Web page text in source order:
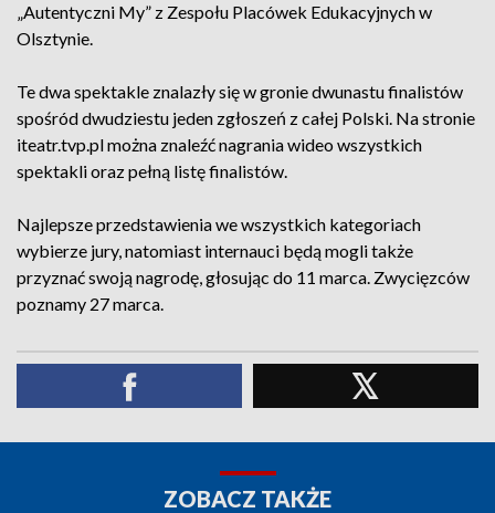
„Autentyczni My” z Zespołu Placówek Edukacyjnych w
Olsztynie.
Te dwa spektakle znalazły się w gronie dwunastu finalistów
spośród dwudziestu jeden zgłoszeń z całej Polski. Na stronie
iteatr.tvp.pl można znaleźć nagrania wideo wszystkich
spektakli oraz pełną listę finalistów.
Najlepsze przedstawienia we wszystkich kategoriach
wybierze jury, natomiast internauci będą mogli także
przyznać swoją nagrodę, głosując do 11 marca. Zwycięzców
poznamy 27 marca.
ZOBACZ TAKŻE